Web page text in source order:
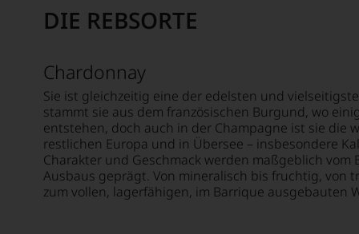
Wir,
das
und
Reisen,
und
Bars.
Seit
seiner
DIE REBSORTE
Chardonnay
Sie ist gleichzeitig eine der edelsten und
stammt sie aus dem französischen Burgund, wo
entstehen, doch auch in der Champagne ist sie die
restlichen Europa und in Übersee – insbesondere
Charakter und Geschmack werden maßgeblich
Ausbaus geprägt. Von mineralisch bis fruchtig, von
zum vollen, lagerfähigen, im Barrique ausgebauten